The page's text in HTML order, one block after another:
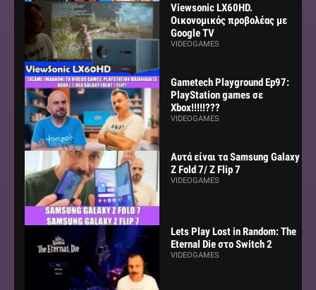
Viewsonic LX60HD.
Οικονομικός προβολέας με
Google TV
VIDEOGAMES
Gametech Playground Ep97:
PlayStation games σε
Xbox!!!!!???
VIDEOGAMES
Αυτά είναι τα Samsung Galaxy
Z Fold 7/ Z Flip 7
VIDEOGAMES
Lets Play Lost in Random: The
Eternal Die στο Switch 2
VIDEOGAMES